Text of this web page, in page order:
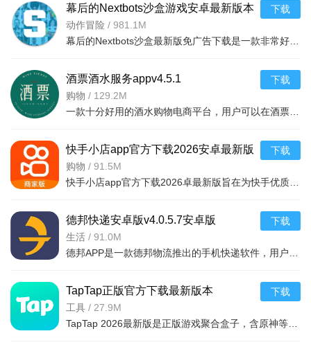
2、无缝连接ABCD，定制属于你的数据报表
3、扁平、无边界的分享交流，凝聚团队，共同成长
4、预装信鸿移动应用，更提供专业的接入能力，与所有应用
无缝对接
5、视频会议、语音会议，多种会议模式，高效沟通
幕后的Nextbots沙盒游戏安卓最新版本
v11.2.2 中文版
动作冒险 / 981.1M
下载
酒票酒水服务appv4.5.1
购物 / 129.2M
下载
快手小店app官方下载2026安卓最新版
v7.2.40.481安卓最新版
购物 / 91.5M
下载
德邦快递安卓版v4.0.5.7安卓版
生活 / 91.0M
下载
TapTap正版官方下载最新版本
2026v2.94.0-mkt#100300手机版
工具 / 27.9M
下载